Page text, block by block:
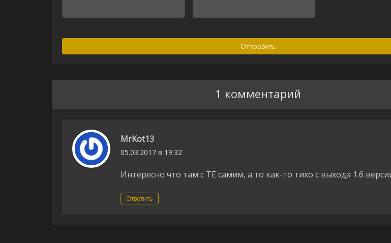
1 комментарий
MrKot13
05.03.2017 в 19:32
Интересно что там с TE самим, а то как-то тихо с выхода 1.6
Ответить